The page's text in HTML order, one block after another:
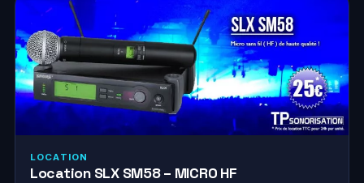
LOCATION
Location SLX SM58 – MICRO HF